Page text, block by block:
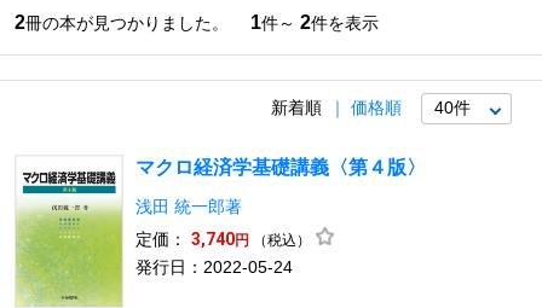
2冊の本が見つかりました。 1件～ 2件を表示
新着順 価格順
マクロ経済学基礎講義〈第４版〉
浅田 統一郎著
定価：
3,740円 （税込）
発行日：2022-05-24